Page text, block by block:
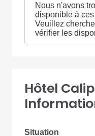
Nous n'avons
disponible à ces
Veuillez
vérifier les
Hôtel
Situation